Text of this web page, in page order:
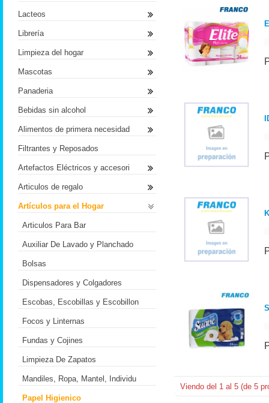
Viendo del 1 al 5 (de 5
Lacteos
Librería
Limpieza del hogar
Mascotas
Panaderia
Bebidas sin alcohol
Alimentos de primera necesidad
Filtrantes y Reposados
Artefactos Eléctricos y accesori
Articulos de regalo
Artículos para el Hogar
Articulos Para Bar
Auxiliar De Lavado y Planchado
Bolsas
Dispensadores y Colgadores
Escobas, Escobillas y Escobillon
Focos y Linternas
Fundas y Cojines
Limpieza De Zapatos
Mandiles, Ropa, Mantel, Individu
Papel Higienico